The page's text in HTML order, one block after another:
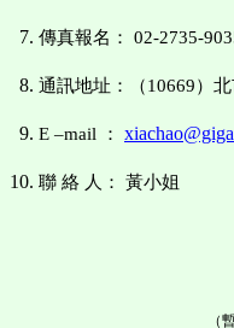
傳真報名： 02-2735-
通訊地址：（10669）
E –mail ：
聯 絡 人： 黃小姐
（